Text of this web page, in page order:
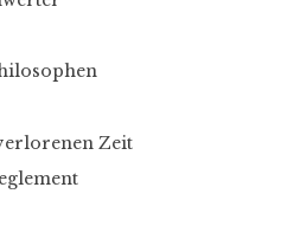
Zeit